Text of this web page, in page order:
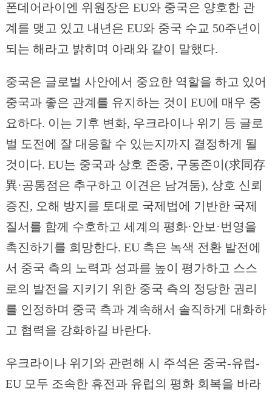
폰데어라이엔 위원장은 EU와 중국은 양호한 관
계를 맺고 있고 내년은 EU와 중국 수교 50주년이
되는 해라고 밝히며 아래와 같이 말했다.
중국은 글로벌 사안에서 중요한 역할을 하고 있어
중국과 좋은 관계를 유지하는 것이 EU에 매우 중
요하다. 이는 기후 변화, 우크라이나 위기 등 글로
벌 도전에 잘 대응할 수 있는지까지 결정하게 될
것이다. EU는 중국과 상호 존중, 구동존이(求同存
異·공통점은 추구하고 이견은 남겨둠), 상호 신뢰
증진, 오해 방지를 토대로 국제법에 기반한 국제
질서를 함께 수호하고 세계의 평화·안보·번영을
촉진하기를 희망한다. EU 측은 녹색 전환 발전에
서 중국 측의 노력과 성과를 높이 평가하고 스스
로의 발전을 지키기 위한 중국 측의 정당한 권리
를 인정하며 중국 측과 계속해서 솔직하게 대화하
고 협력을 강화하길 바란다.
우크라이나 위기와 관련해 시 주석은 중국-유럽-
EU 모두 조속한 휴전과 유럽의 평화 회복을 바라